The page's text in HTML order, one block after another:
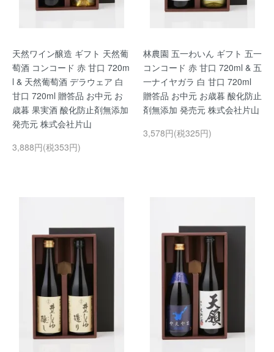
天然ワイン醸造 ギフト 天然葡
萄酒 コンコード 赤 甘口 720m
l & 天然葡萄酒 デラウェア 白
甘口 720ml 贈答品 お中元 お
歳暮 果実酒 酸化防止剤無添加
発売元 株式会社片山
3,888円(税353円)
林農園 五一わいん ギフト 五一
コンコード 赤 甘口 720ml & 五
一ナイヤガラ 白 甘口 720ml
贈答品 お中元 お歳暮 酸化防止
剤無添加 発売元 株式会社片山
3,578円(税325円)